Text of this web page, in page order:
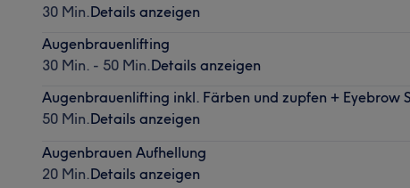
30 Min.Details anzeigen
Augenbrauenlifting
30 Min. - 50 Min.Details anzeigen
Augenbrauenlifting inkl. Färben und zupfen + Eyebrow
50 Min.Details anzeigen
Augenbrauen Aufhellung
20 Min.Details anzeigen